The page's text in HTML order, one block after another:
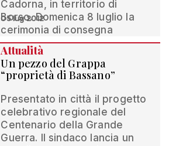
Cadorna, in territorio di
Borso. Domenica 8 luglio la
cerimonia di consegna
05 lug 2012
Attualità
Un pezzo del Grappa
“proprietà di Bassano”
Presentato in città il progetto
celebrativo regionale del
Centenario della Grande
Guerra. Il sindaco lancia un